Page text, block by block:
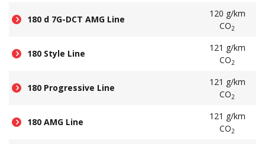
180 d 7G-DCT AMG Line
120 g/km
CO2
180 Style Line
121 g/km
CO2
180 Progressive Line
121 g/km
CO2
180 AMG Line
121 g/km
CO2